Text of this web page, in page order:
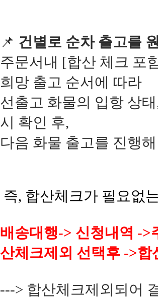
📌 건별로순차출고를
주문서내[합산체크포
희망출고순서에따라
선출고화물의 입항상
시확인후,
다음화물출고를진행
즉, 합산체크가필요없
배송대행->신청내역-
산체크제외선택후->
--->합산체크제외되어